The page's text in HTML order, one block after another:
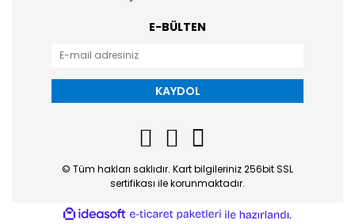
E-BÜLTEN
KAYDOL
© Tüm hakları saklıdır. Kart bilgileriniz 256bit SSL
sertifikası ile korunmaktadır.
ideasoft
e-